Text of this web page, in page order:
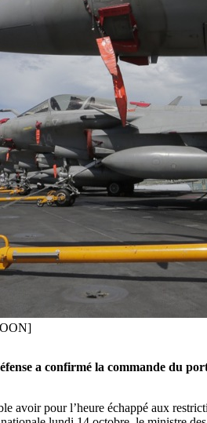
a confirmé la commande du
avoir pour l’heure échappé aux